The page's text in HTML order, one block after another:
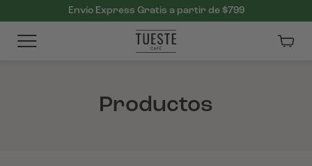
Envío Express Gratis a partir de $799
Productos